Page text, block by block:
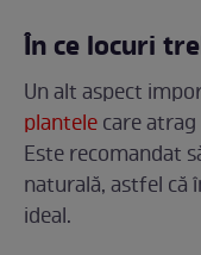
În ce locuri
Un alt aspect
plantelecare
Este recomandat
naturală, astfel că
ideal.